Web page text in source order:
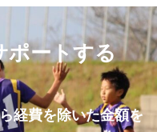
ポートする
経費を除いた金額を